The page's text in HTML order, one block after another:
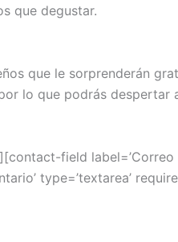
que degustar.
que le sorprenderán
lo que podrás despertar
field label=’Correo
type=’textarea’